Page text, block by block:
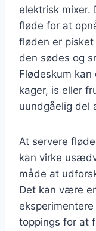
elektrisk mixer.
fløde for at
fløden er
den sødes og
Flødeskum
kager, is eller
uundgåelig del
At servere
kan virke
måde at
Det kan være
toppings for at